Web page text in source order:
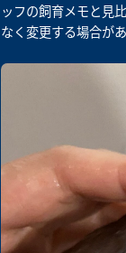
ッフの飼育メモと見
なく変更する場合があ